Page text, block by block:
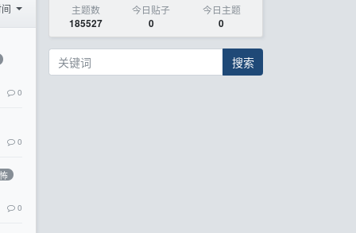
0
0
0
主题数
185527
今日贴子
0
今日主题
0
搜索